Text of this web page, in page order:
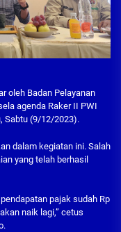
oleh Badan Pelayanan
agenda Raker II PWI
Sabtu (9/12/2023).
dalam kegiatan ini. Salah
yang telah berhasil
pajak sudah Rp
naik lagi,” cetus